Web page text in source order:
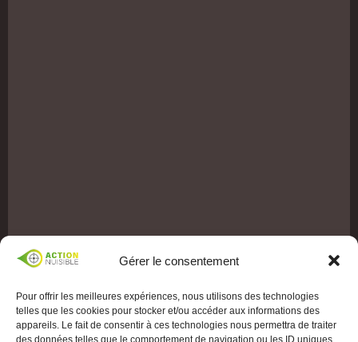
Gérer le consentement
Pour offrir les meilleures expériences, nous utilisons des technologies
telles que les cookies pour stocker et/ou accéder aux informations des
appareils. Le fait de consentir à ces technologies nous permettra de traiter
des données telles que le comportement de navigation ou les ID uniques